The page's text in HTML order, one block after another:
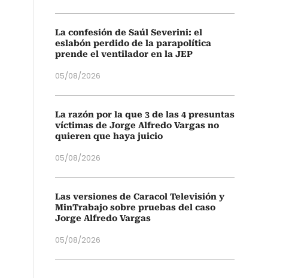
La confesión de Saúl Severini: el
eslabón perdido de la parapolítica
prende el ventilador en la JEP
05/08/2026
La razón por la que 3 de las 4 presuntas
víctimas de Jorge Alfredo Vargas no
quieren que haya juicio
05/08/2026
Las versiones de Caracol Televisión y
MinTrabajo sobre pruebas del caso
Jorge Alfredo Vargas
05/08/2026